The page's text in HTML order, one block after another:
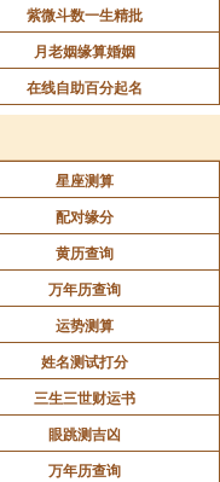
紫微斗数一生精批
月老姻缘算婚姻
在线自助百分起名
星座测算
配对缘分
黄历查询
万年历查询
运势测算
姓名测试打分
三生三世财运书
眼跳测吉凶
万年历查询